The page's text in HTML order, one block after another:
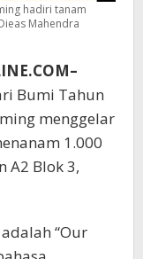
hadiri tanam
Mahendra
Bumi Tahun
menggelar
1.000
A2 Blok 3,
“Our